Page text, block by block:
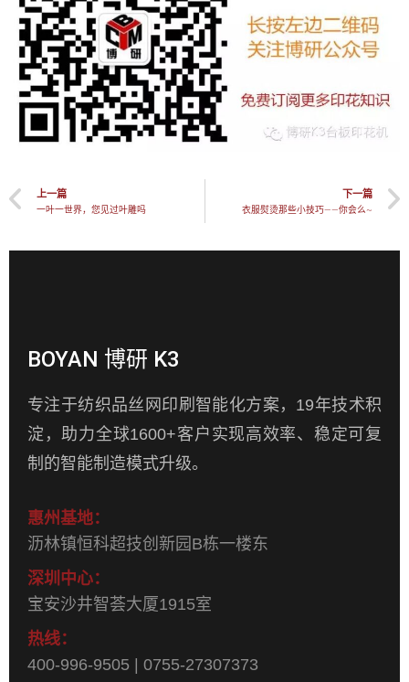
上一篇
一叶一世界，您见过叶雕吗
下一篇
衣服熨烫那些小技巧——你会么~
BOYAN 博研 K3
专注于纺织品丝网印刷智能化方案，19年技术积
淀，助力全球1600+客户实现高效率、稳定可复
制的智能制造模式升级。
惠州基地：
沥林镇恒科超技创新园B栋一楼东
深圳中心：
宝安沙井智荟大厦1915室
热线：
400-996-9505 | 0755-27307373